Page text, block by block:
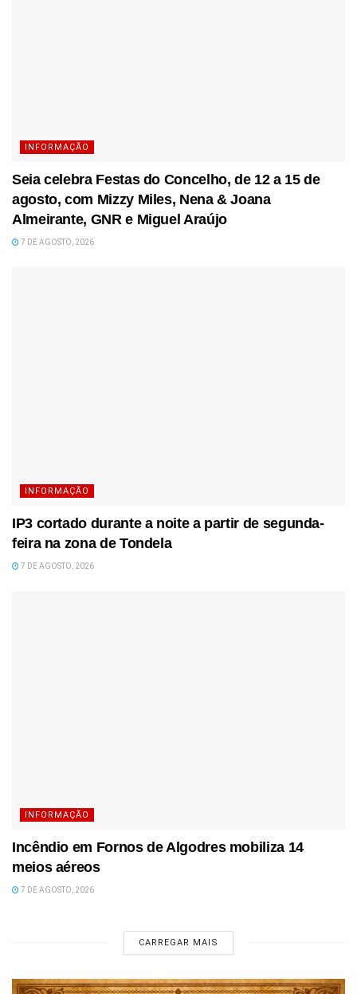
INFORMAÇÃO
Seia celebra Festas do Concelho, de 12 a 15 de
agosto, com Mizzy Miles, Nena & Joana
Almeirante, GNR e Miguel Araújo
7 DE AGOSTO, 2026
INFORMAÇÃO
IP3 cortado durante a noite a partir de segunda-
feira na zona de Tondela
7 DE AGOSTO, 2026
INFORMAÇÃO
Incêndio em Fornos de Algodres mobiliza 14
meios aéreos
7 DE AGOSTO, 2026
CARREGAR MAIS